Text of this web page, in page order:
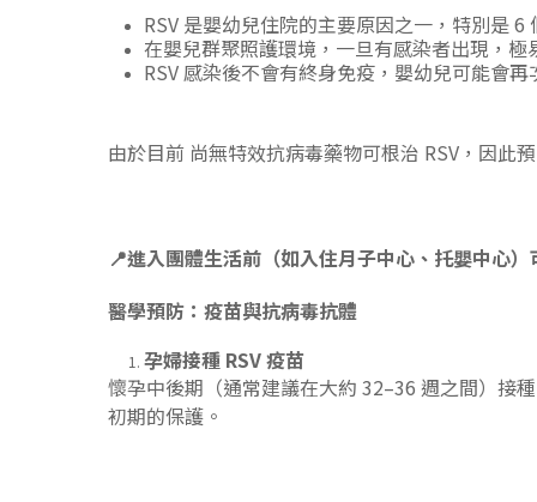
RSV 是嬰幼兒住院的主要原因之一，特別是 6
在嬰兒群聚照護環境，一旦有感染者出現，
RSV 感染後不會有終身免疫，嬰幼兒可能會再
由於目前 尚無特效抗病毒藥物可根治 RSV，因此
📍進入團體生活前（如入住月子中心、托嬰中心
醫學預防：疫苗與抗病毒抗體
孕婦接種 RSV 疫苗
懷孕中後期（通常建議在大約 32–36 週之間）接
初期的保護。